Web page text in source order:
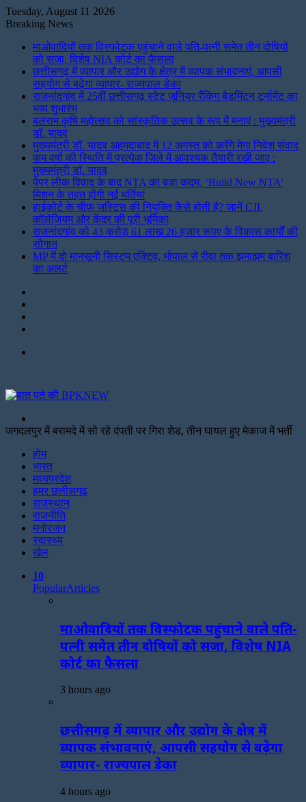
Tuesday, August 11 2026
Breaking News
माओवादियों तक विस्फोटक पहुंचाने वाले पति-पत्नी समेत तीन दोषियों
को सजा, विशेष NIA कोर्ट का फैसला
छत्तीसगढ़ में व्यापार और उद्योग के क्षेत्र में व्यापक संभावनाएं, आपसी
सहयोग से बढ़ेगा व्यापार- राज्यपाल डेका
राजनांदगांव में 25वीं छत्तीसगढ़ स्टेट जूनियर रैंकिंग बैडमिंटन टूर्नामेंट का
भव्य शुभारंभ
बलराम कृषि महोत्सव को सांस्कृतिक उत्सव के रूप में मनाएं : मुख्यमंत्री
डॉ. यादव
मुख्यमंत्री डॉ. यादव अहमदाबाद में 12 अगस्त को करेंगे मेगा निवेश संवाद
कम वर्षा की स्थिति में प्रत्येक जिले में आवश्यक तैयारी रखी जाए :
मुख्यमंत्री डॉ. यादव
पेपर लीक विवाद के बाद NTA का बड़ा कदम, ‘Build New NTA’
मिशन के तहत होंगी नई भर्तियां
हाईकोर्ट के चीफ जस्टिस की नियुक्ति कैसे होती है? जानें CJI,
कॉलेजियम और केंद्र की पूरी भूमिका
राजनांदगांव को 43 करोड़ 61 लाख 26 हजार रूपए के विकास कार्यों की
सौगात
MP में दो मानसूनी सिस्टम एक्टिव, भोपाल से रीवा तक झमाझम बारिश
का अलर्ट
for
जगदलपुर में बरामदे में सो रहे दंपती पर गिरा शेड, तीन घायल हुए मेकाज में भर्ती
होम
भारत
मध्यप्रदेश
हमर छत्तीसगढ़
राजस्थान
राजनीति
मनोरंजन
स्वास्थ्य
खेल
10
PopularArticles
माओवादियों तक विस्फोटक पहुंचाने वाले पति-
पत्नी समेत तीन दोषियों को सजा, विशेष NIA
कोर्ट का फैसला
3 hours ago
छत्तीसगढ़ में व्यापार और उद्योग के क्षेत्र में
व्यापक संभावनाएं, आपसी सहयोग से बढ़ेगा
व्यापार- राज्यपाल डेका
4 hours ago